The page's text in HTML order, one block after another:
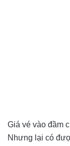
Giá vé vào đầm
Nhưng lại có